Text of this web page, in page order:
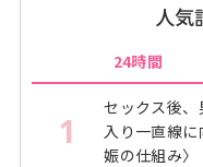
人気
24時間
1
セックス後
入り一直線
娠の仕組み〉